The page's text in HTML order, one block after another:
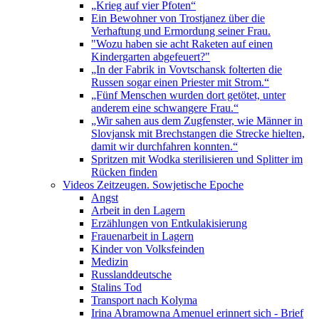
„Krieg auf vier Pfoten“
Ein Bewohner von Trostjanez über die
Verhaftung und Ermordung seiner Frau.
"Wozu haben sie acht Raketen auf einen
Kindergarten abgefeuert?"
„In der Fabrik in Vovtschansk folterten die
Russen sogar einen Priester mit Strom.“
„Fünf Menschen wurden dort getötet, unter
anderem eine schwangere Frau.“
„Wir sahen aus dem Zugfenster, wie Männer in
Slovjansk mit Brechstangen die Strecke hielten,
damit wir durchfahren konnten.“
Spritzen mit Wodka sterilisieren und Splitter im
Rücken finden
Videos Zeitzeugen. Sowjetische Epoche
Angst
Arbeit in den Lagern
Erzählungen von Entkulakisierung
Frauenarbeit in Lagern
Kinder von Volksfeinden
Medizin
Russlanddeutsche
Stalins Tod
Transport nach Kolyma
Irina Abramowna Amenuel erinnert sich - Brief